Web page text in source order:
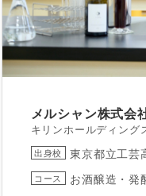
メルシャン株式会
キリンホールディング
出身校 東京都立工芸
コース お酒醸造・発